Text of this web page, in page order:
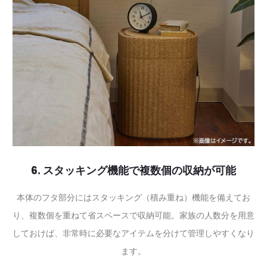
6. スタッキング機能で複数個の収納が可能
本体のフタ部分にはスタッキング（積み重ね）機能を備えてお
り、複数個を重ねて省スペースで収納可能。家族の人数分を用意
しておけば、非常時に必要なアイテムを分けて管理しやすくなり
ます。